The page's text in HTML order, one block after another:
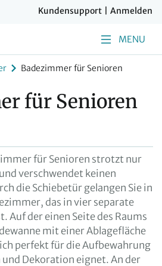
Kundensupport Anmelden
MENU
Badezimmer für Senioren
für Senioren
für Senioren strotzt nur
verschwendet keinen
die Schiebetür gelangen Sie in
das in vier separate
Auf der einen Seite des Raums
mit einer Ablagefläche
perfekt für die Aufbewahrung
Dekoration eignet. An der